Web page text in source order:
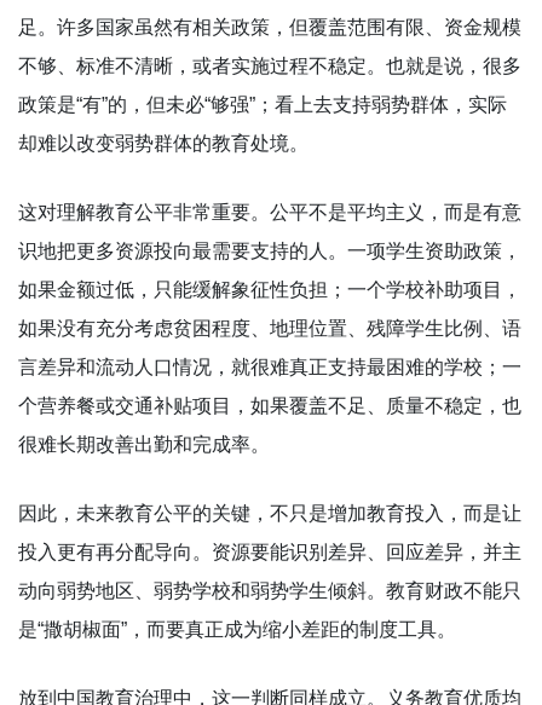
足。许多国家虽然有相关政策，但覆盖范围有限、资金规模
不够、标准不清晰，或者实施过程不稳定。也就是说，很多
政策是“有”的，但未必“够强”；看上去支持弱势群体，实际
却难以改变弱势群体的教育处境。
这对理解教育公平非常重要。公平不是平均主义，而是有意
识地把更多资源投向最需要支持的人。一项学生资助政策，
如果金额过低，只能缓解象征性负担；一个学校补助项目，
如果没有充分考虑贫困程度、地理位置、残障学生比例、语
言差异和流动人口情况，就很难真正支持最困难的学校；一
个营养餐或交通补贴项目，如果覆盖不足、质量不稳定，也
很难长期改善出勤和完成率。
因此，未来教育公平的关键，不只是增加教育投入，而是让
投入更有再分配导向。资源要能识别差异、回应差异，并主
动向弱势地区、弱势学校和弱势学生倾斜。教育财政不能只
是“撒胡椒面”，而要真正成为缩小差距的制度工具。
放到中国教育治理中，这一判断同样成立。义务教育优质均